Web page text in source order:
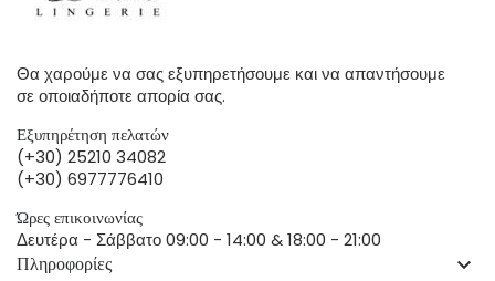
Θα χαρούμε να σας εξυπηρετήσουμε και να απαντήσουμε
σε οποιαδήποτε απορία σας.
Εξυπηρέτηση πελατών
(+30) 25210 34082
(+30) 6977776410
Ώρες επικοινωνίας
Δευτέρα - Σάββατο 09:00 - 14:00 & 18:00 - 21:00
Πληροφορίες keyboard_arrow_down